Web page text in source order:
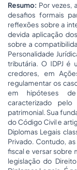
Resumo: Por vezes,
desafios formais
reflexões sobre a
devida aplicação
sobre a
Personalidade
tributária. O IDPJ é
credores, em
regulamentar os
em hipóteses
caracterizado
patrimonial. Sua
do Código Civil e
Diplomas Legais
Privado. Contudo,
fiscal e versar sobre
legislação do